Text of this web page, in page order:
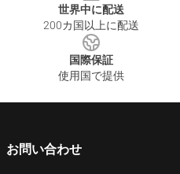
世界中に配送
200カ国以上に配送
国際保証
使用国で提供
お問い合わせ